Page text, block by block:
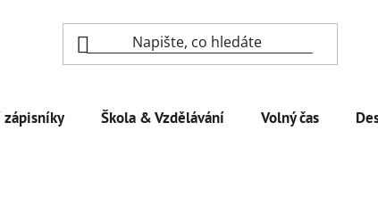
zápisníky Škola & Vzdělávání Volný čas